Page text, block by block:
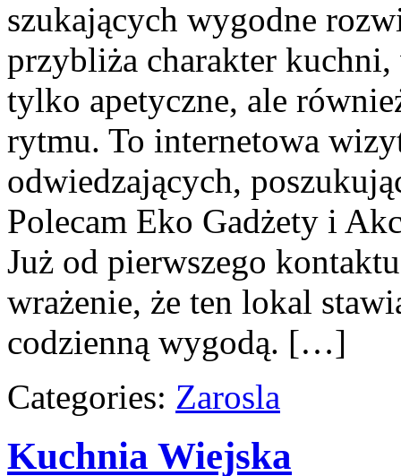
szukających wygodne
przybliża charakter
tylko apetyczne, ale
rytmu. To internetowa
odwiedzających,
Polecam Eko Gadżety i
Już od pierwszego
wrażenie, że ten lokal
codzienną wygodą. […]
Categories: Zarosla
Kuchnia Wiejska